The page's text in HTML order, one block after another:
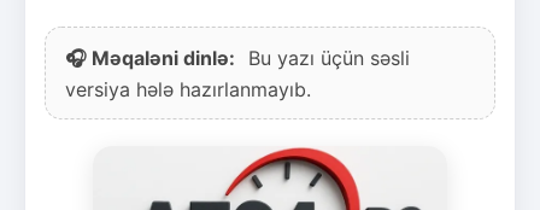
🎧 Məqaləni dinlə:
Bu yazı üçün səsli
versiya hələ hazırlanmayıb.